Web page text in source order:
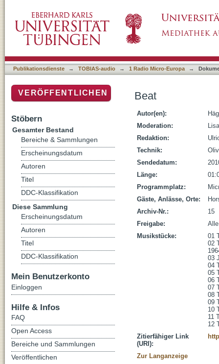
Publikationsdienste → TOBIAS-audio → 1 Radio Micro-Europa →
Beat
Autor(en):
Moderation:
Redaktion:
Technik:
Sendedatum:
Länge:
Programmplatz:
Gäste, Anlässe, Orte:
Archiv-Nr.:
15
Freigabe:
Musikstücke:
01
02
03
04
05
06
07
08
09
10
11
12
Zitierfähiger Link
(URI):
Zur Langanzeige
VERÖFFENTLICHEN
Stöbern
Gesamter Bestand
Bereiche & Sammlungen
Erscheinungsdatum
Autoren
Titel
DDC-Klassifikation
Diese Sammlung
Erscheinungsdatum
Autoren
Titel
DDC-Klassifikation
Mein Benutzerkonto
Einloggen
Hilfe & Infos
FAQ
Open Access
Bereiche und Sammlungen
Veröffentlichen